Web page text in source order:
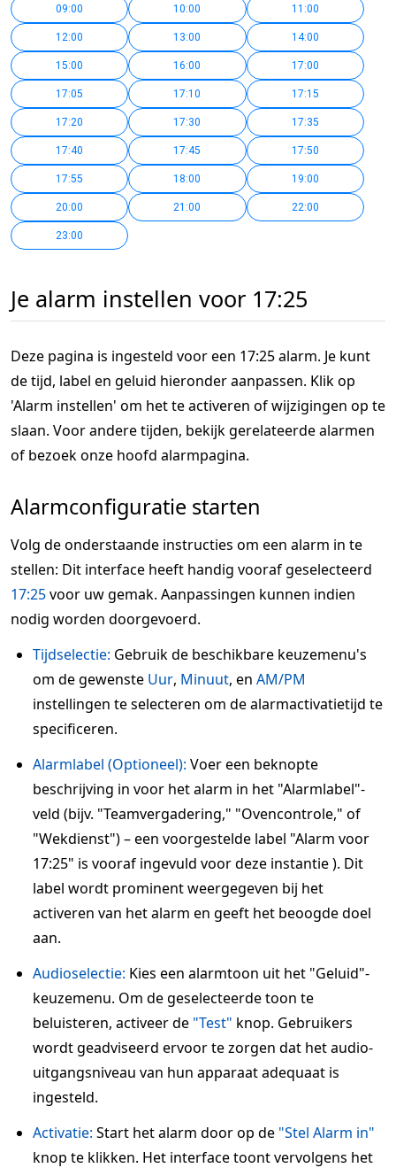
09:00 10:00 11:00
12:00 13:00 14:00
15:00 16:00 17:00
17:05 17:10 17:15
17:20 17:30 17:35
17:40 17:45 17:50
17:55 18:00 19:00
20:00 21:00 22:00
23:00
Je alarm instellen voor 17:25
Deze pagina is ingesteld voor een 17:25 alarm. Je kunt
de tijd, label en geluid hieronder aanpassen. Klik op
'Alarm instellen' om het te activeren of wijzigingen op te
slaan. Voor andere tijden, bekijk gerelateerde alarmen
of bezoek onze hoofd alarmpagina.
Alarmconfiguratie starten
Volg de onderstaande instructies om een alarm in te
stellen: Dit interface heeft handig vooraf geselecteerd
17:25voor uw gemak. Aanpassingen kunnen indien
nodig worden doorgevoerd.
Tijdselectie: Gebruik de beschikbare keuzemenu's
om de gewenste Uur, Minuut, en AM/PM
instellingen te selecteren om de alarmactivatietijd te
specificeren.
Alarmlabel (Optioneel): Voer een beknopte
beschrijving in voor het alarm in het "Alarmlabel"-
veld (bijv. "Teamvergadering," "Ovencontrole," of
"Wekdienst") – een voorgestelde label "Alarm voor
17:25" is vooraf ingevuld voor deze instantie ). Dit
label wordt prominent weergegeven bij het
activeren van het alarm en geeft het beoogde doel
aan.
Audioselectie: Kies een alarmtoon uit het "Geluid"-
keuzemenu. Om de geselecteerde toon te
beluisteren, activeer de "Test" knop. Gebruikers
wordt geadviseerd ervoor te zorgen dat het audio-
uitgangsniveau van hun apparaat adequaat is
ingesteld.
Activatie: Start het alarm door op de "Stel Alarm in"
knop te klikken. Het interface toont vervolgens het